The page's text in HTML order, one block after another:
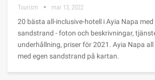
Tourism mar 13, 2022
20 bästa all-inclusive-hotell i Ayia Napa
sandstrand - foton och beskrivningar,
underhållning, priser för 2021. Ayia Napa
med egen sandstrand på kartan.